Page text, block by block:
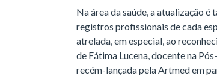
Na área da saúde, a atualização
registros profissionais de cada
atrelada, em especial, ao
de Fátima Lucena, docente na
recém-lançada pela Artmed em